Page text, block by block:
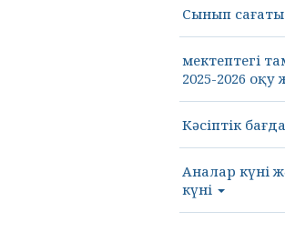
Сынып сағаты
мектептегі
2025-2026
Кәсіптік
Аналар күні
күні